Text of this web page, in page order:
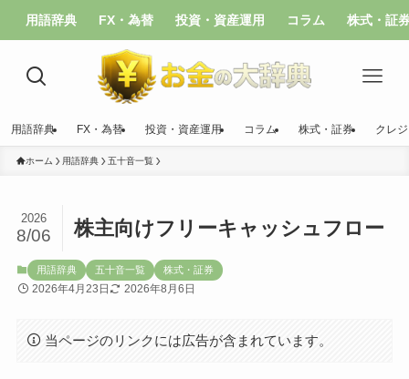
用語辞典 FX・為替 投資・資産運用 コラム 株式・証
用語辞典 FX・為替 投資・資産運用 コラム 株式・証券 クレ
ホーム 用語辞典 五十音一覧
株主向けフリーキャッシュフロー
2026
8/06
用語辞典 五十音一覧 株式・証券
2026年4月23日 2026年8月6日
当ページのリンクには広告が含まれています。